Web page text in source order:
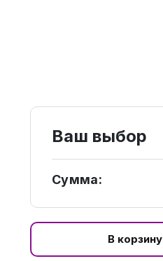
Ваш выбор
Сумма:
В корзину